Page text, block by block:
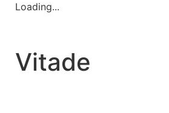
Loading...
Vitade